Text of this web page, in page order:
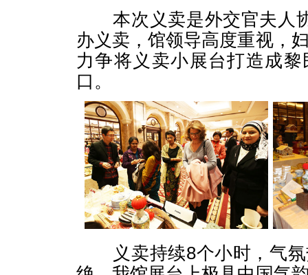
本次义卖是外交官夫人
办义卖，馆领导高度重视，
力争将义卖小展台打造成
口。
义卖持续8个小时，气氛